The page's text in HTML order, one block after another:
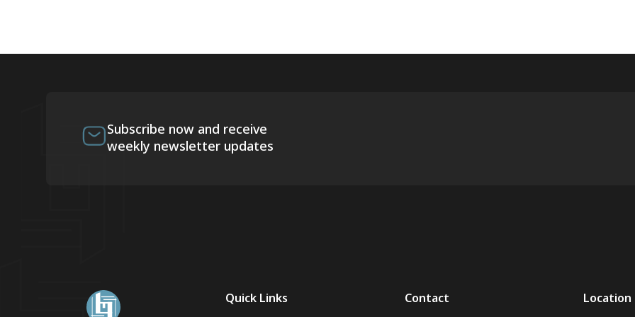
Subscribe now and receive
weekly newsletter updates
Quick Links Contact Location